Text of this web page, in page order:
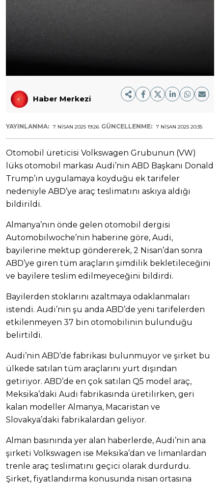
Haber Merkezi
YAYINLANMA: 7 NISAN 2025 19:26 GÜNCELLENME: 7 NISAN 2025 20:35
Otomobil üreticisi Volkswagen Grubunun (VW)
lüks otomobil markası Audi’nin ABD Başkanı Donald
Trump’ın uygulamaya koyduğu ek tarifeler
nedeniyle ABD’ye araç teslimatını askıya aldığı
bildirildi.
Almanya’nın önde gelen otomobil dergisi
Automobilwoche’nin haberine göre, Audi,
bayilerine mektup göndererek, 2 Nisan’dan sonra
ABD’ye giren tüm araçların şimdilik bekletileceğini
ve bayilere teslim edilmeyeceğini bildirdi.
Bayilerden stoklarını azaltmaya odaklanmaları
istendi. Audi’nin şu anda ABD’de yeni tarifelerden
etkilenmeyen 37 bin otomobilinin bulunduğu
belirtildi.
Audi’nin ABD’de fabrikası bulunmuyor ve şirket bu
ülkede satılan tüm araçlarını yurt dışından
getiriyor. ABD’de en çok satılan Q5 model araç,
Meksika’daki Audi fabrikasında üretilirken, geri
kalan modeller Almanya, Macaristan ve
Slovakya’daki fabrikalardan geliyor.
Alman basınında yer alan haberlerde, Audi’nin ana
şirketi Volkswagen ise Meksika’dan ve limanlardan
trenle araç teslimatını geçici olarak durdurdu.
Şirket, fiyatlandırma konusunda nisan ortasına